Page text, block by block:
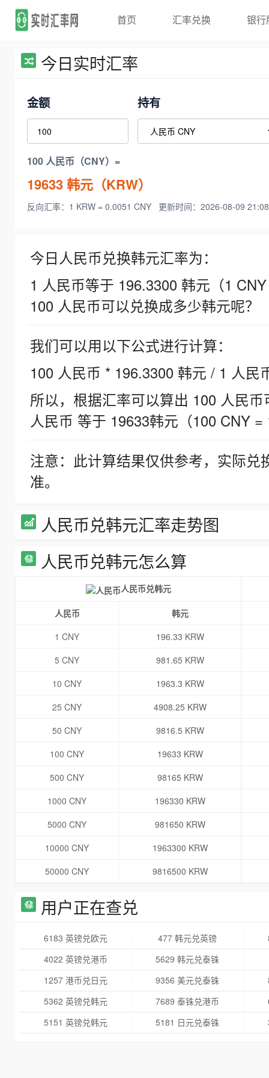
首页 汇率兑换 银行
今日实时汇率
金额 持有
100 人民币（CNY）=
19633韩元（KRW）
反向汇率：1 KRW = 0.0051 CNY 更新时间：2026-08-09
今日人民币兑换韩元汇率为：
1 人民币等于 196.3300 韩元（1
100 人民币可以兑换成多少韩元呢？
我们可以用以下公式进行计算：
100 人民币 * 196.3300 韩元 / 1 人民
所以，根据汇率可以算出 100 人民
人民币 等于 19633韩元（100 CNY =
注意：此计算结果仅供参考，实际
准。
人民币兑韩元汇率走势图
人民币兑韩元怎么算
人民币兑韩元
人民币
韩元
1 CNY
196.33 KRW
5 CNY
981.65 KRW
10 CNY
1963.3 KRW
25 CNY
4908.25 KRW
50 CNY
9816.5 KRW
100 CNY
19633 KRW
500 CNY
98165 KRW
1000 CNY
196330 KRW
5000 CNY
981650 KRW
10000 CNY
1963300 KRW
50000 CNY
9816500 KRW
用户正在查兑
6183 英镑兑欧元 477 韩元兑英镑
4022 英镑兑港币
5629 韩元兑泰铢
1257 港币兑日元
9356 美元兑泰铢
5362 英镑兑韩元
7689 泰铢兑港币
5151 英镑兑韩元
5181 日元兑泰铢